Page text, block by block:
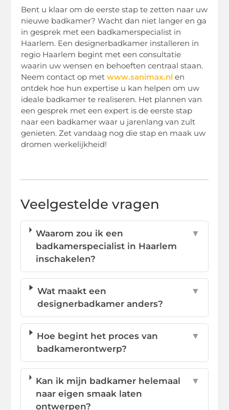
Bent u klaar om de eerste stap te zetten naar uw
nieuwe badkamer? Wacht dan niet langer en ga
in gesprek met een badkamerspecialist in
Haarlem. Een designerbadkamer installeren in
regio Haarlem begint met een consultatie
waarin uw wensen en behoeften centraal staan.
Neem contact op metwww.sanimax.nl en
ontdek hoe hun expertise u kan helpen om uw
ideale badkamer te realiseren. Het plannen van
een gesprek met een expert is de eerste stap
naar een badkamer waar u jarenlang van zult
genieten. Zet vandaag nog die stap en maak uw
dromen werkelijkheid!
Veelgestelde vragen
Waarom zou ik een
badkamerspecialist in Haarlem
inschakelen?
▼
Wat maakt een
designerbadkamer anders?
▼
Hoe begint het proces van
badkamerontwerp?
▼
Kan ik mijn badkamer helemaal
naar eigen smaak laten
ontwerpen?
▼